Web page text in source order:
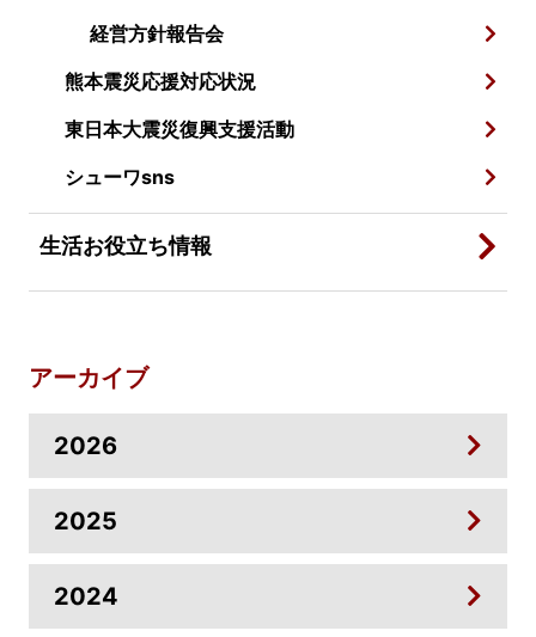
経営方針報告会
熊本震災応援対応状況
東日本大震災復興支援活動
シューワsns
生活お役立ち情報
アーカイブ
2026
2025
2024